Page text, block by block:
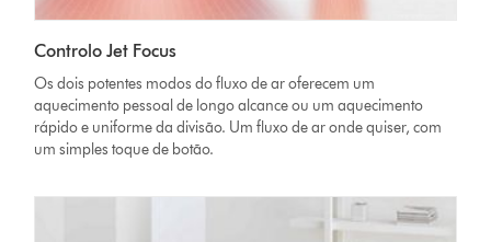
Controlo Jet Focus
Os dois potentes modos do fluxo de ar oferecem um
aquecimento pessoal de longo alcance ou um aquecimento
rápido e uniforme da divisão. Um fluxo de ar onde quiser, com
um simples toque de botão.